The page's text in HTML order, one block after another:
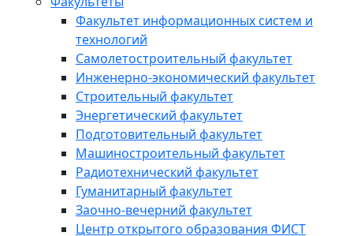
Факультет информационных систем и
технологий
Самолетостроительный факультет
Инженерно-экономический факультет
Строительный факультет
Энергетический факультет
Подготовительный факультет
Машиностроительный факультет
Радиотехнический факультет
Гуманитарный факультет
Заочно-вечерний факультет
Центр открытого образования ФИСТ